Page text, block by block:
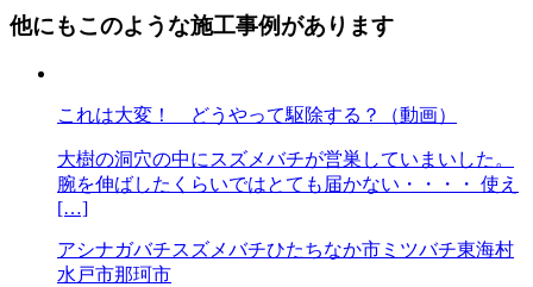
他にもこのような施工事例があります
これは大変！ どうやって駆除する？（動画）
大樹の洞穴の中にスズメバチが営巣していまいした。
腕を伸ばしたくらいではとても届かない・・・・ 使え
[…]
アシナガバチスズメバチひたちなか市 ミツバチ東海村
水戸市那珂市